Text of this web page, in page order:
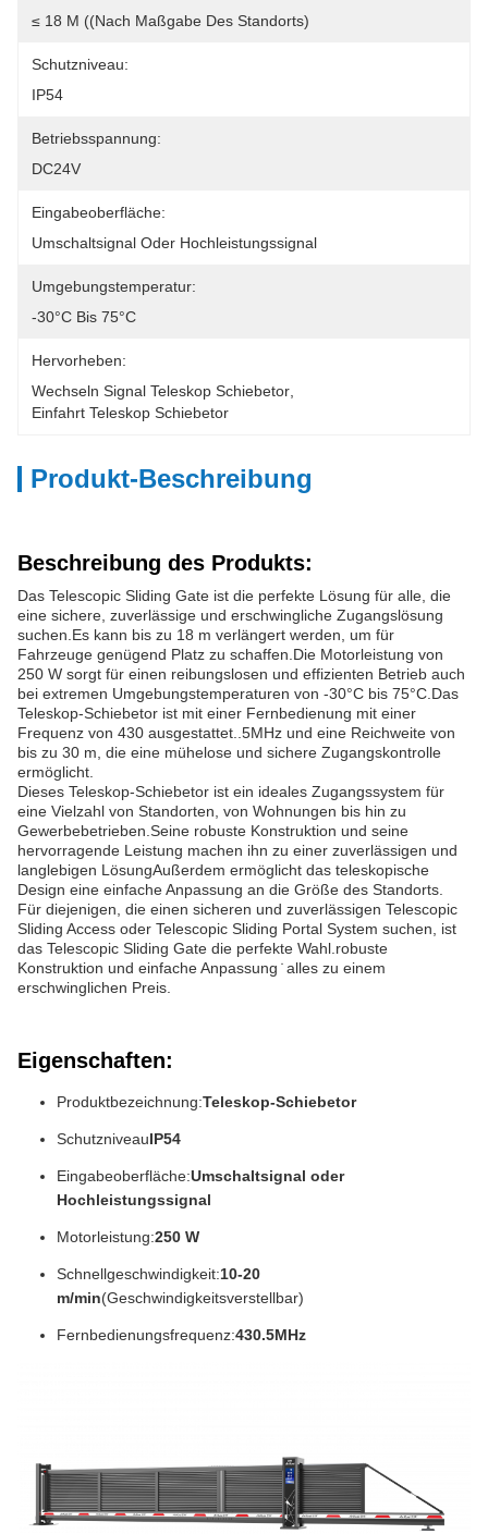
≤ 18 M ((Nach Maßgabe Des Standorts)
Schutzniveau:
IP54
Betriebsspannung:
DC24V
Eingabeoberfläche:
Umschaltsignal Oder Hochleistungssignal
Umgebungstemperatur:
-30°C Bis 75°C
Hervorheben:
Wechseln Signal Teleskop Schiebetor
Einfahrt Teleskop Schiebetor
Produkt-Beschreibung
Beschreibung des Produkts:
Das Telescopic Sliding Gate ist die perfekte Lösung für alle, die
eine sichere, zuverlässige und erschwingliche Zugangslösung
suchen.Es kann bis zu 18 m verlängert werden, um für
Fahrzeuge genügend Platz zu schaffen.Die Motorleistung von
250 W sorgt für einen reibungslosen und effizienten Betrieb auch
bei extremen Umgebungstemperaturen von -30°C bis 75°C.Das
Teleskop-Schiebetor ist mit einer Fernbedienung mit einer
Frequenz von 430 ausgestattet..5MHz und eine Reichweite von
bis zu 30 m, die eine mühelose und sichere Zugangskontrolle
ermöglicht.
Dieses Teleskop-Schiebetor ist ein ideales Zugangssystem für
eine Vielzahl von Standorten, von Wohnungen bis hin zu
Gewerbebetrieben.Seine robuste Konstruktion und seine
hervorragende Leistung machen ihn zu einer zuverlässigen und
langlebigen LösungAußerdem ermöglicht das teleskopische
Design eine einfache Anpassung an die Größe des Standorts.
Für diejenigen, die einen sicheren und zuverlässigen Telescopic
Sliding Access oder Telescopic Sliding Portal System suchen, ist
das Telescopic Sliding Gate die perfekte Wahl.robuste
Konstruktion und einfache Anpassung ̇ alles zu einem
erschwinglichen Preis.
Eigenschaften:
Produktbezeichnung:Teleskop-Schiebetor
SchutzniveauIP54
Eingabeoberfläche:Umschaltsignal oder
Hochleistungssignal
Motorleistung:250 W
Schnellgeschwindigkeit:10-20
m/min(Geschwindigkeitsverstellbar)
Fernbedienungsfrequenz:430.5MHz